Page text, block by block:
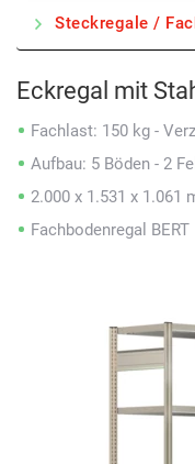
Steckregale /
Eckregal mit
Fachlast: 150 kg -
Aufbau: 5 Böden - 2
2.000 x 1.531 x 1.061
Fachbodenregal BERT